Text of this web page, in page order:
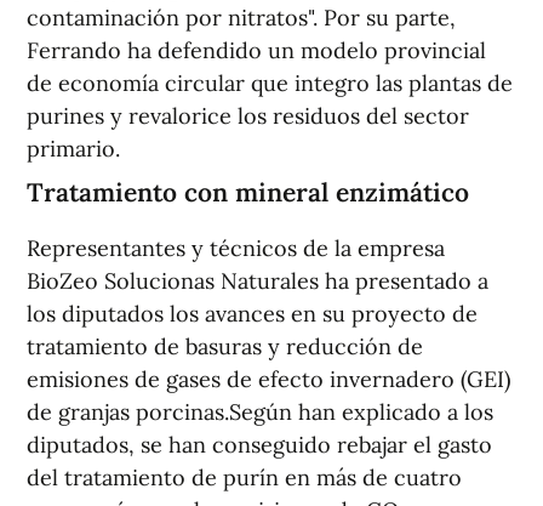
contaminación por nitratos". Por su parte,
Ferrando ha defendido un modelo provincial
de economía circular que integro las plantas de
purines y revalorice los residuos del sector
primario.
Tratamiento con mineral enzimático
Representantes y técnicos de la empresa
BioZeo Solucionas Naturales ha presentado a
los diputados los avances en su proyecto de
tratamiento de basuras y reducción de
emisiones de gases de efecto invernadero (GEI)
de granjas porcinas.Según han explicado a los
diputados, se han conseguido rebajar el gasto
del tratamiento de purín en más de cuatro